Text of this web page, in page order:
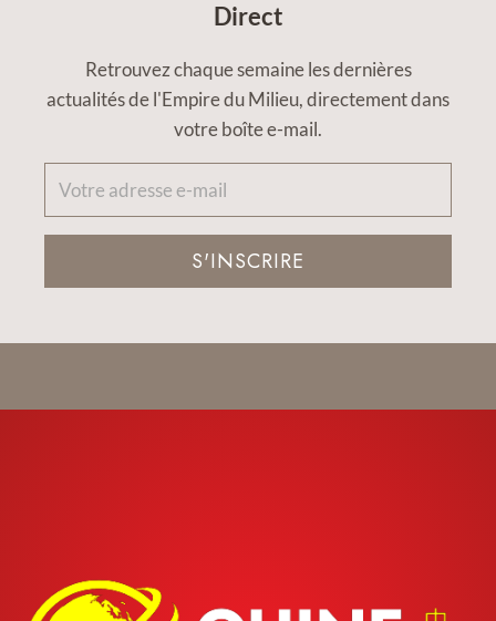
Direct
Retrouvez chaque semaine les dernières
actualités de l'Empire du Milieu, directement dans
votre boîte e-mail.
S'INSCRIRE